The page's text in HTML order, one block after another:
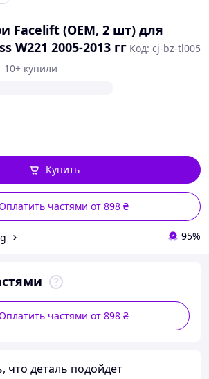
Facelift (OEM, 2 шт) для
W221 2005-2013 гг Код: cj-bz-tl005
10+ купили
частями от 898 ₴
Купить
95%
частями от 898 ₴
что деталь подойдет